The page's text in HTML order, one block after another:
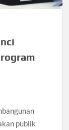
publik